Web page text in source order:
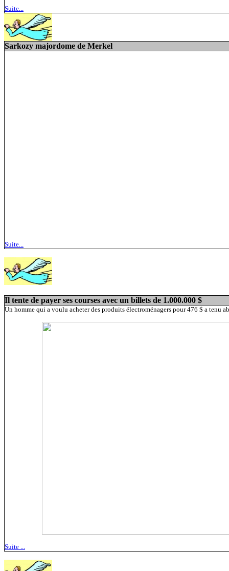
Suite...
Sarkozy majordome de Merkel
Suite...
Il tente de payer ses courses avec un billets de 1.000.000 $
Un homme qui a voulu acheter des produits électroménagers pour 476 $ a tenu
Suite ...